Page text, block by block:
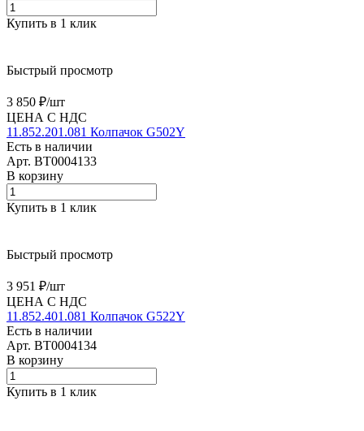
Купить в 1 клик
Быстрый просмотр
3 850 ₽/шт
ЦЕНА С НДС
11.852.201.081 Колпачок G502Y
Есть в наличии
Арт. BT0004133
В корзину
Купить в 1 клик
Быстрый просмотр
3 951 ₽/шт
ЦЕНА С НДС
11.852.401.081 Колпачок G522Y
Есть в наличии
Арт. BT0004134
В корзину
Купить в 1 клик